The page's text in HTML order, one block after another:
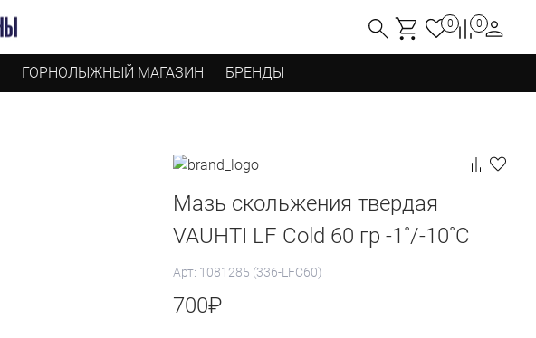
0 0
ГОРНОЛЫЖНЫЙ МАГАЗИН БРЕНДЫ
Мазь скольжения твердая
VAUHTI LF Cold 60 гр -1˚/-10˚С
Арт: 1081285 (336-LFC60)
700₽